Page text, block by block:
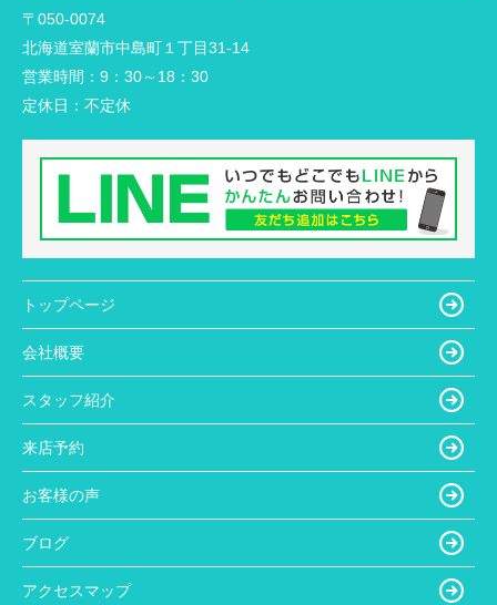
〒050-0074
北海道室蘭市中島町１丁目31-14
営業時間： 9：30～18：30
定休日： 不定休
トップページ
会社概要
スタッフ紹介
来店予約
お客様の声
ブログ
アクセスマップ